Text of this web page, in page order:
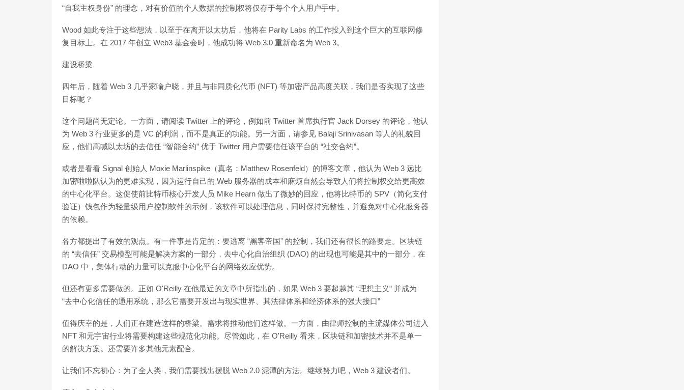
“自我主权身份” 的理念，对有价值的个人数据的控制权将仅存于每个个人用户手中。
Wood 如此专注于这些想法，以至于在离开以太坊后，他将在 Parity Labs 的工作投入到这个巨大的互联网修
复目标上。在 2017 年创立 Web3 基金会时，他成功将 Web 3.0 重新命名为 Web 3。
建设桥梁
四年后，随着 Web 3 几乎家喻户晓，并且与非同质化代币 (NFT) 等加密产品高度关联，我们是否实现了这些
目标呢？
这个问题尚无定论。一方面，请阅读 Twitter 上的评论，例如前 Twitter 首席执行官 Jack Dorsey 的评论，他认
为 Web 3 行业更多的是 VC 的利润，而不是真正的功能。另一方面，请参见 Balaji Srinivasan 等人的礼貌回
应，他们高喊以太坊的去信任 “智能合约” 优于 Twitter 用户需要信任该平台的 “社交合约”。
或者是看看 Signal 创始人 Moxie Marlinspike（真名：Matthew Rosenfeld）的博客文章，他认为 Web 3 远比
加密啦啦队认为的更难实现，因为运行自己的 Web 服务器的成本和麻烦自然会导致人们将控制权交给更高效
的中心化平台。这促使前比特币核心开发人员 Mike Hearn 做出了微妙的回应，他将比特币的 SPV（简化支付
验证）钱包作为轻量级用户控制软件的示例，该软件可以处理信息，同时保持完整性，并避免对中心化服务器
的依赖。
各方都提出了有效的观点。有一件事是肯定的：要逃离 “黑客帝国” 的控制，我们还有很长的路要走。区块链
的 “去信任” 交易模型可能是解决方案的一部分，去中心化自治组织 (DAO) 的出现也可能是其中的一部分，在
DAO 中，集体行动的力量可以克服中心化平台的网络效应优势。
但还有更多需要做的。正如 O'Reilly 在他最近的文章中所指出的，如果 Web 3 要超越其 “理想主义” 并成为
“去中心化信任的通用系统，那么它需要开发出与现实世界、其法律体系和经济体系的强大接口”
值得庆幸的是，人们正在建造这样的桥梁。需求将推动他们这样做。一方面，由律师控制的主流媒体公司进入
NFT 和元宇宙行业将需要构建这些规范化功能。尽管如此，在 O'Reilly 看来，区块链和加密技术并不是单一
的解决方案。还需要许多其他元素配合。
让我们不忘初心：为了全人类，我们需要找出摆脱 Web 2.0 泥潭的方法。继续努力吧，Web 3 建设者们。